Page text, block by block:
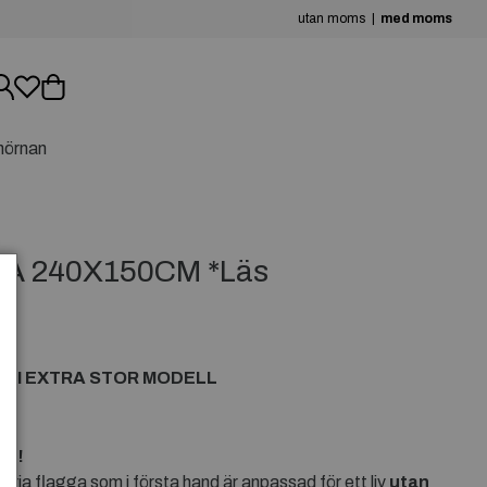
utan moms med moms
240X150CM *Läs
I EXTRA STOR MODELL
flagga som i första hand är anpassad för ett liv utan